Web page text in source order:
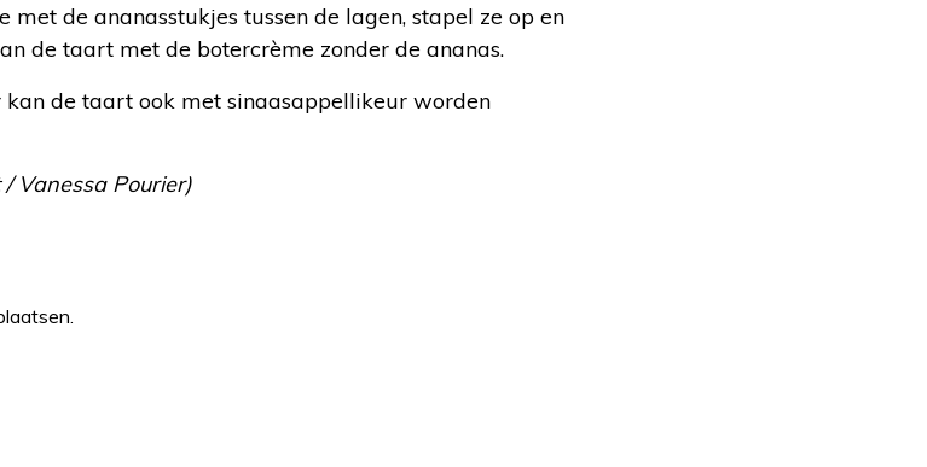
de ananasstukjes tussen de lagen, stapel ze op en
de taart met de botercrème zonder de ananas.
de taart ook met sinaasappellikeur worden
Vanessa Pourier)